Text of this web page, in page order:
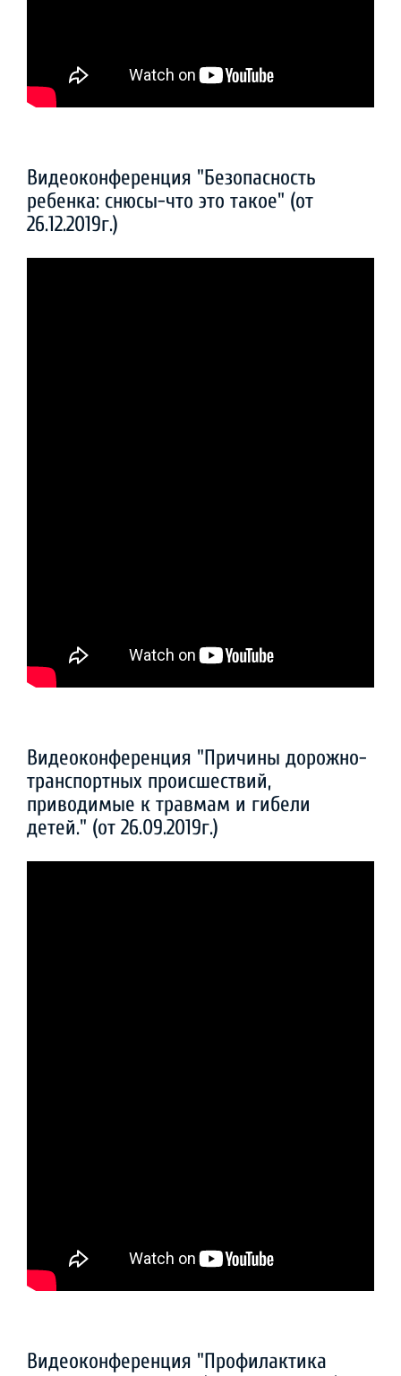
Видеоконференция "Безопасность
ребенка: снюсы-что это такое" (от
26.12.2019г.)
Видеоконференция "Причины дорожно-
транспортных происшествий,
приводимые к травмам и гибели
детей." (от 26.09.2019г.)
Видеоконференция "Профилактика